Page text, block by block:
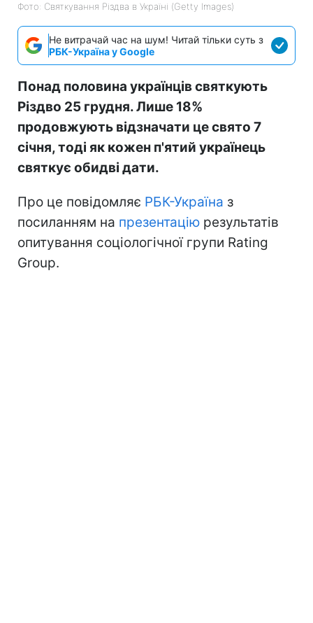
Фото: Святкування Різдва в Україні (Getty Images)
Не витрачай час на шум! Читай тільки суть з
РБК-Україна у Google
Понад половина українців святкують
Різдво 25 грудня. Лише 18%
продовжують відзначати це свято 7
січня, тоді як кожен п'ятий українець
святкує обидві дати.
Про це повідомляє РБК-Україна з
посиланням на презентацію результатів
опитування соціологічної групи Rating
Group.